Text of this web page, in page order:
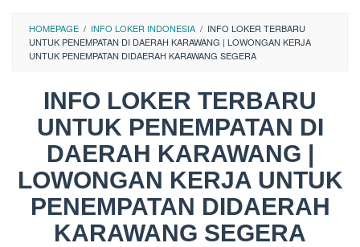
HOMEPAGE / INFO LOKER INDONESIA / INFO LOKER TERBARU
UNTUK PENEMPATAN DI DAERAH KARAWANG | LOWONGAN KERJA
UNTUK PENEMPATAN DIDAERAH KARAWANG SEGERA
INFO LOKER TERBARU
UNTUK PENEMPATAN DI
DAERAH KARAWANG |
LOWONGAN KERJA UNTUK
PENEMPATAN DIDAERAH
KARAWANG SEGERA